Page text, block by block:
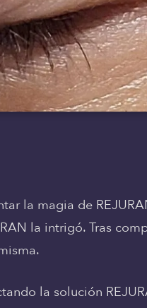
la magia de
la intrigó. Tras
la solución